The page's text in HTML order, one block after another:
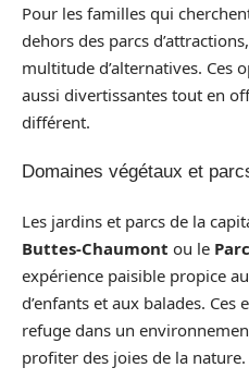
Pour les familles qui
dehors des parcs
multitude d’alternatives. Ces
aussi divertissantes tout en
différent.
Domaines végétaux et
Les jardins et parcs de la
Buttes-Chaumont ou le
expérience paisible propice
d’enfants et aux balades.
refuge dans un
profiter des joies de la nature.